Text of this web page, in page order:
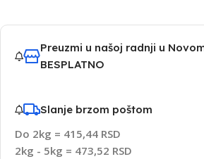
Preuzmi u našoj radnji u
BESPLATNO
Slanje brzom poštom
Do 2kg = 415,44 RSD
2kg - 5kg = 473,52 RSD